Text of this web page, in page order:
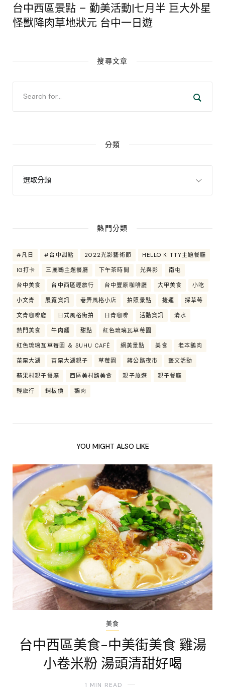
台中西區景點 – 勤美活動|七月半 巨大外星
怪獸降肉草地狀元 台中一日遊
搜尋文章
分類
熱門分類
#凡日 #台中甜點 2022光影藝術節 HELLO KITTY主題餐廳
IG打卡 三麗鷗主題餐廳 下午茶時間 光與影 南屯
台中美食 台中西區輕旅行 台中豐原咖啡廳 大甲美食 小吃
小文青 展覽資訊 巷弄風格小店 拍照景點 捷運 採草莓
文青咖啡廳 日式風格街拍 日青咖啡 活動資訊 清水
熱門美食 牛肉麵 甜點 紅色琉璃瓦草莓園
紅色琉璃瓦草莓園 ＆ SUHU CAFÉ 網美景點 美食 老本鵝肉
苗栗大湖 苗栗大湖親子 草莓園 蔣公路夜市 藝文活動
蘋果村親子餐廳 西區美村路美食 親子旅遊 親子餐廳
輕旅行 銅板價 鵝肉
YOU MIGHT ALSO LIKE
美食
台中西區美食-中美街美食 雞湯
小卷米粉 湯頭清甜好喝
1 MIN READ